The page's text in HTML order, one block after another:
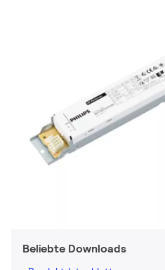
Beliebte Downloads